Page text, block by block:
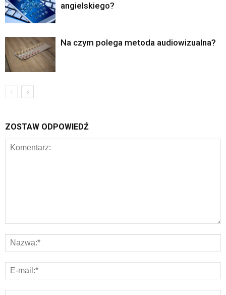
angielskiego?
Na czym polega metoda audiowizualna?
ZOSTAW ODPOWIEDŹ